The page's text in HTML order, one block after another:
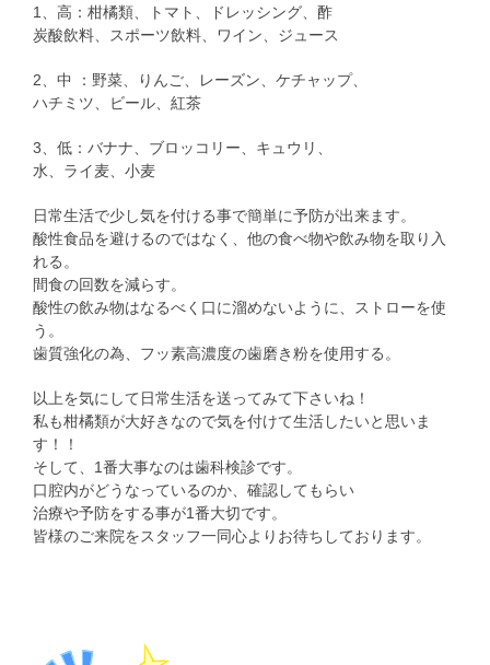
1、高：柑橘類、トマト、ドレッシング、酢
炭酸飲料、スポーツ飲料、ワイン、ジュース
2、中 ：野菜、りんご、レーズン、ケチャップ、
ハチミツ、ビール、紅茶
3、低：バナナ、ブロッコリー、キュウリ、
水、ライ麦、小麦
日常生活で少し気を付ける事で簡単に予防が出来ます。
酸性食品を避けるのではなく、他の食べ物や飲み物を取り入
れる。
間食の回数を減らす。
酸性の飲み物はなるべく口に溜めないように、ストローを使
う。
歯質強化の為、フッ素高濃度の歯磨き粉を使用する。
以上を気にして日常生活を送ってみて下さいね！
私も柑橘類が大好きなので気を付けて生活したいと思いま
す！！
そして、1番大事なのは歯科検診です。
口腔内がどうなっているのか、確認してもらい
治療や予防をする事が1番大切です。
皆様のご来院をスタッフ一同心よりお待ちしております。